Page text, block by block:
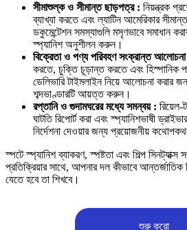
সীমাশুল্ক ও সীমান্ত ছাড়পত্র : নিয়ন্ত্রক
ব্যাখ্যা করতে এবং ল্যাটিন আমেরিকার
ডকুমেন্টেশন সমস্যাগুলি মসৃণভাবে সমাধান
স্প্যানিশ অনুশীলন করুন।
বিক্রেতা ও পণ্য পরিবহণ সংক্রান্ত
করতে, চুক্তি চূড়ান্ত করতে এবং হিস্পানিক
ডেলিভারি টাইমলাইন নিয়ে আলোচনা করার
শব্দভাণ্ডারটি আয়ত্ত করুন।
রপ্তানি ও গুদামঘরের মধ্যে সমন্বয় : রিয়েল-
ঘাটতি রিপোর্ট করা এবং স্প্যানিশভাষী
নির্দেশনা দেওয়ার জন্য প্রয়োজনীয়
স্পটে স্প্যানিশ ব্যাকরণ, স্পষ্টতা এবং শিল্প
প্রতিক্রিয়ার সাথে, আপনার দল কীভাবে আন্তর্জাতিক
যেতে হবে তা শিখবে।
শুরু করো